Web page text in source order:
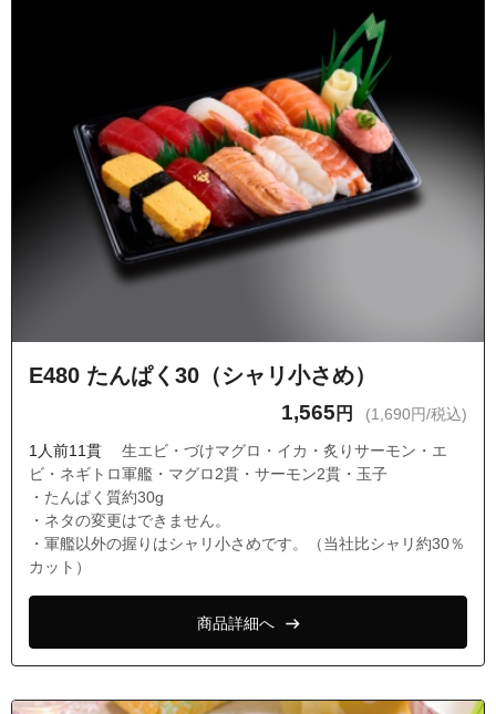
E480 たんぱく30（シャリ小さめ）
1,565 円 (1,690円/税込)
1人前11貫
生エビ・づけマグロ・イカ・炙りサーモン・エ
ビ・ネギトロ軍艦・マグロ2貫・サーモン2貫・玉子
・たんぱく質約30g
・ネタの変更はできません。
・軍艦以外の握りはシャリ小さめです。（当社比シャリ約30％
カット）
商品詳細へ